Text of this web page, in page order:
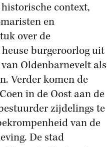
context,
en
over de
burgeroorlog uit
Oldenbarnevelt als
Verder komen de
in de Oost aan de
zijdelings te
van de
De stad